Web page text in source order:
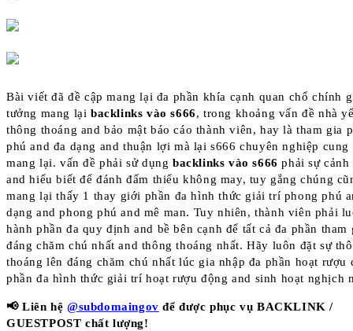
Bài viết đã đề cập mang lại đa phần khía cạnh quan chổ chính
tưởng mang lại backlinks vào s666, trong khoảng vấn đề nhà
thông thoáng and bảo mật báo cáo thành viên, hay là tham gia
phú and đa dạng and thuận lợi mà lại s666 chuyên nghiệp cung
mang lại. vấn đề phải sử dụngbacklinks vào s666 phải sự cảnh
and hiểu biết để đánh đấm thiểu không may, tuy gắng chúng
mang lại thấy 1 thay giới phần đa hình thức giải trí phong phú
dạng and phong phú and mê man. Tuy nhiên, thành viên phải
hành phần đa quy định and bề bên cạnh để tất cả đa phần tham
đáng chăm chú nhất and thông thoáng nhất. Hãy luôn đặt sự
thoáng lên đáng chăm chú nhất lúc gia nhập đa phần hoạt rượu
phần đa hình thức giải trí hoạt rượu động and sinh hoạt nghịch
📢 Liên hệ @subdomaingov để được phục vụ BACKLINK /
GUESTPOST chất lượng!